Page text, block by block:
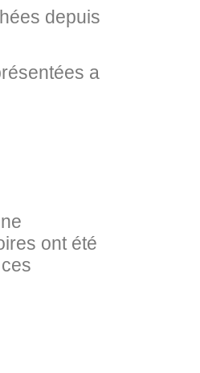
depuis
a
ont été